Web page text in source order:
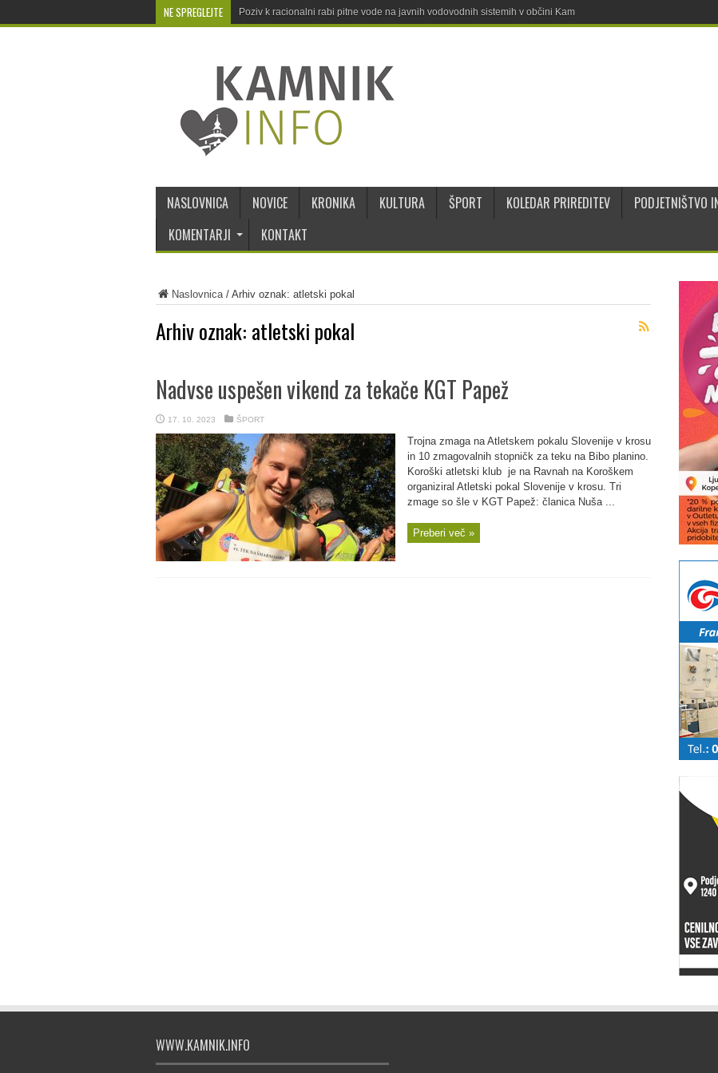
NE SPREGLEJTE Poziv k racionalni rabi pitne vode na javnih vodovodnih sistemih v občini Kamnik
NASLOVNICA NOVICE KRONIKA KULTURA ŠPORT KOLEDAR PRIREDITEV PODJETNIŠTVO
KOMENTARJI
KONTAKT
Naslovnica/ Arhiv oznak: atletski pokal
Arhiv oznak: atletski pokal
Nadvse uspešen vikend za tekače KGT Papež
17. 10. 2023 ŠPORT
Trojna zmaga na Atletskem pokalu Slovenije v krosu
in 10 zmagovalnih stopničk za teku na Bibo planino.
Koroški atletski klub je na Ravnah na Koroškem
organiziral Atletski pokal Slovenije v krosu. Tri
zmage so šle v KGT Papež: članica Nuša ...
Preberi več »
WWW.KAMNIK.INFO